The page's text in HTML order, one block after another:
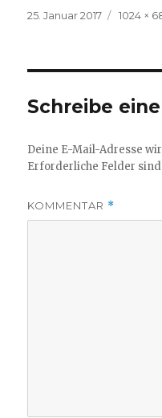
c
b
o
o
k
to
o
n
ai
Veröffentlicht
25. Januar 2017
Volle
1024 ×
Schreibe
Deine E-Mail-Adresse
Erforderliche Felder
KOMMENTAR *